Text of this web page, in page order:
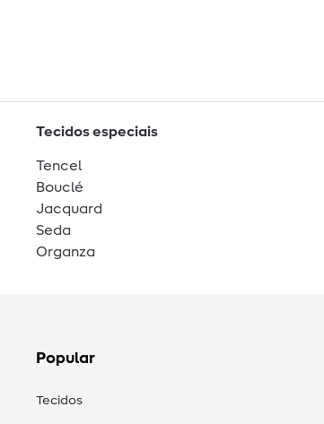
Tecidos especiais
Tencel
Bouclé
Jacquard
Seda
Organza
Popular
Tecidos